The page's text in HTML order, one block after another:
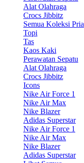
Alat Olahraga
Crocs Jibbitz
Semua Koleksi Pria
Topi
Tas
Kaos Kaki
Perawatan Sepatu
Alat Olahraga
Crocs Jibbitz
Icons
Nike Air Force 1
Nike Air Max
Nike Blazer
Adidas Superstar
Nike Air Force 1
Nike Air Max
Nike Blazer
Adidas Superstar